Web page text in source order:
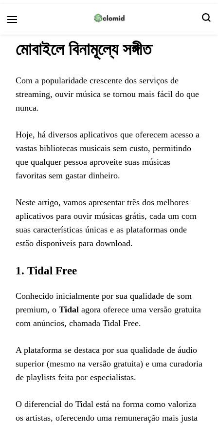
ক্লোমিড
মোবাইলে বিনামূল্যে সঙ্গীত
Com a popularidade crescente dos serviços de
streaming, ouvir música se tornou mais fácil do que
nunca.
Hoje, há diversos aplicativos que oferecem acesso a
vastas bibliotecas musicais sem custo, permitindo
que qualquer pessoa aproveite suas músicas
favoritas sem gastar dinheiro.
Neste artigo, vamos apresentar três dos melhores
aplicativos para ouvir músicas grátis, cada um com
suas características únicas e as plataformas onde
estão disponíveis para download.
1. Tidal Free
Conhecido inicialmente por sua qualidade de som
premium, o Tidal agora oferece uma versão gratuita
com anúncios, chamada Tidal Free.
A plataforma se destaca por sua qualidade de áudio
superior (mesmo na versão gratuita) e uma curadoria
de playlists feita por especialistas.
O diferencial do Tidal está na forma como valoriza
os artistas, oferecendo uma remuneração mais justa